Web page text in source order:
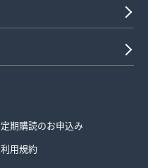
定期購読のお申込み
利用規約